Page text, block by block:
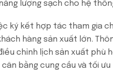
lượng sạch cho hệ
ký kết hợp tác tham gia
hàng sản xuất lớn.
chỉnh lịch sản xuất phù
bằng cung cầu và tối ưu